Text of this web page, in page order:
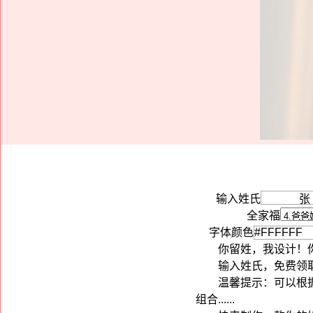
输入姓氏
全家福
字体颜色
你留姓，我设计！
输入姓氏，免费领
温馨提示：可以根
组合......